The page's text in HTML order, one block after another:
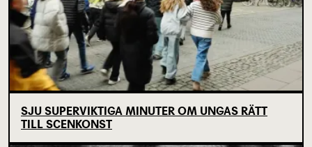
SJU SUPERVIKTIGA MINUTER OM UNGAS RÄTT
TILL SCENKONST